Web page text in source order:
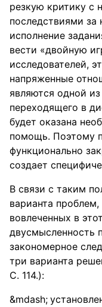
резкую критику с
последствиями за
исполнение
вести «двойную
исследователей,
напряженные
являются одной
переходящего в
будет оказана
помощь. Поэтому
функционально
создает
В связи с таким
варианта
вовлеченных в
двусмысленность
закономерное
три варианта
С. 114.):